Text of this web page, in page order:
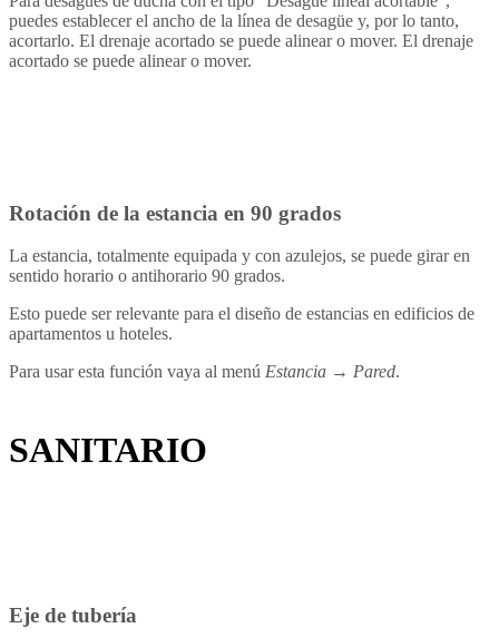
puedes establecer el ancho de la línea de desagüe y, por lo tanto,
acortarlo. El drenaje acortado se puede alinear o mover. El drenaje
acortado se puede alinear o mover.
Rotación de la estancia en 90 grados
La estancia, totalmente equipada y con azulejos, se puede girar en
sentido horario o antihorario 90 grados.
Esto puede ser relevante para el diseño de estancias en edificios de
apartamentos u hoteles.
Para usar esta función vaya al menú Estancia → Pared.
SANITARIO
Eje de tubería